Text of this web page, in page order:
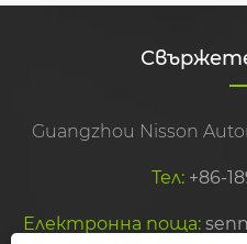
Guangzhou Nisson
Тел: +86-
Електронна поща: